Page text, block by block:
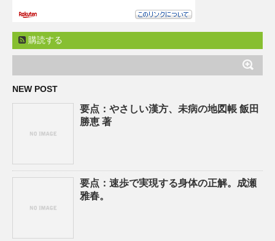
購読する
NEW POST
要点：やさしい漢方、未病の地図帳 飯田
勝恵 著
要点：速歩で実現する身体の正解。成瀬
雅春。